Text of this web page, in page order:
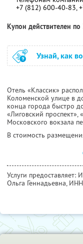
+7 (812) 600-40-83,
Купон действителен
Узнай, как
Отель «Классик»
Коломенской улице в
конца города быстро
«Лиговский проспект»,
Московского вокзала
В стоимость
Услуги
Ольга Геннадьевна,